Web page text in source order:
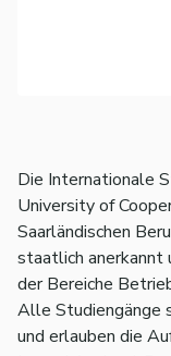
Die Internationale
University of
Saarländischen
staatlich anerkannt
der Bereiche
Alle Studiengänge
und erlauben die